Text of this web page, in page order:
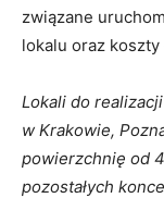
związane
lokalu oraz
Lokali do
w Krakowie,
powierzchnię od
pozostałych